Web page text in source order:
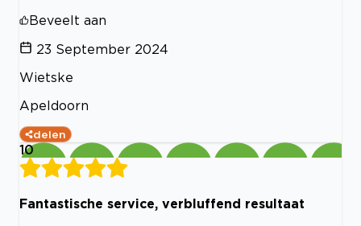
Beveelt aan
23 September 2024
Wietske
Apeldoorn
delen
10
Fantastische service, verbluffend resultaat